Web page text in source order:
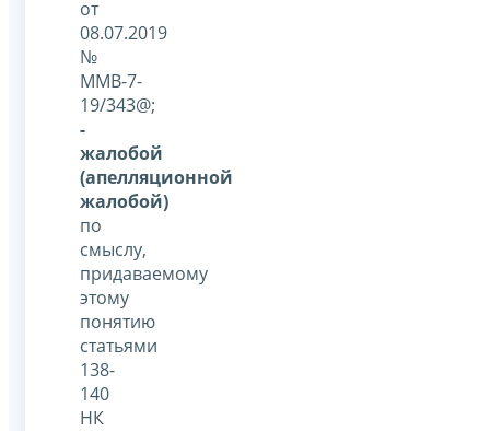
от
08.07.2019
№
ММВ-7-
19/343@;
-
жалобой
(апелляционной
жалобой)
по
смыслу,
придаваемому
этому
понятию
статьями
138-
140
НК